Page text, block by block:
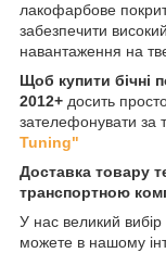
лакофарбове
забезпечити
навантаження на
Щоб купити бічні
2012+ досить
зателефонувати за
Tuning"
Доставка товару
транспортною
У нас великий вибір
можете в нашому